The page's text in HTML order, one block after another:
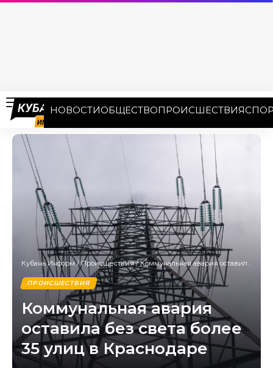
НОВОСТИОБЩЕСТВОПРОИСШЕСТВИЯ
Кубань Информ/Происшествия/Коммунальная авария оставила без света более 35 улиц в Краснодаре
ПРОИСШЕСТВИЯ
Коммунальная авария
оставила без света более
35 улиц в Краснодаре